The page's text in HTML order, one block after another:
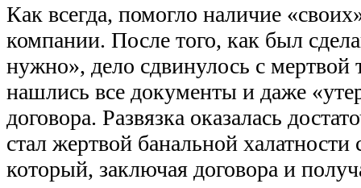
Как всегда, помогло наличие
компании. После того, как был
нужно», дело сдвинулось с мертвой
нашлись все документы и даже
договора. Развязка оказалась
стал жертвой банальной халатности
который, заключая договора и